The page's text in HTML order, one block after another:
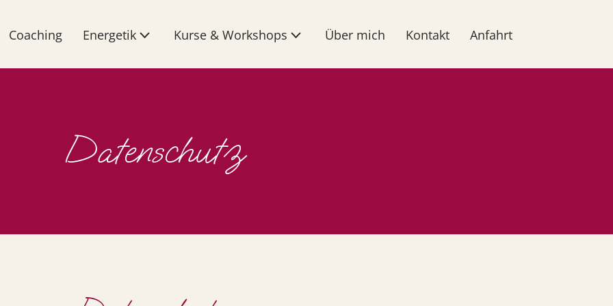
Coaching Energetik Kurse & Workshops Über mich Kontakt Anfahrt
Datenschutz